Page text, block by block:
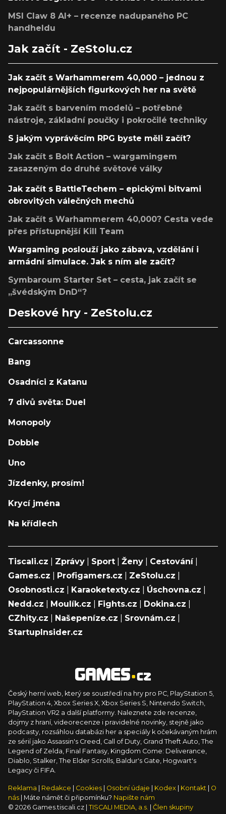
MSI Claw 8 AI+ – recenze nadupaného PC
handheldu
Jak začít - ZeStolu.cz
Jak začít s Warhammerem 40,000 – jednou z
nejpopulárnějších figurkových her na světě
Jak začít s barvením modelů – potřebné
nástroje, základní poučky i pokročilé techniky
S jakým vyprávěcím RPG byste měli začít?
Jak začít s Bolt Action – wargamingem
zasazeným do druhé světové války
Jak začít s BattleTechem – epickými bitvami
obrovitých válečných mechů
Jak začít s Warhammerem 40,000? Cesta vede
přes přístupnější Kill Team
Wargaming poslouží jako zábava, vzdělání i
armádní simulace. Jak s ním ale začít?
Symbaroum Starter Set – cesta, jak začít se
„švédským DnD“?
Deskové hry - ZeStolu.cz
Carcassonne
Bang
Osadníci z Katanu
7 divů světa: Duel
Monopoly
Dobble
Uno
Jízdenky, prosím!
Krycí jména
Na křídlech
Tiscali.cz Zprávy Sport Ženy Cestování|
Games.cz
Profigamers.cz ZeStolu.cz
Osobnosti.cz
Karaoketexty.cz Úschovna.cz
Nedd.cz
Moulík.cz Fights.cz Dokina.cz
CZhity.cz
Našepeníze.cz Srovnám.cz
StartupInsider.cz
Český herní web, který se soustředí na hry pro PC, PlayStation 5,
PlayStation 4, Xbox Series X, Xbox Series S, Nintendo Switch,
PlayStation VR2 a další platformy. Naleznete zde recenze,
dojmy z hraní, videorecenze i pravidelné novinky, stejně jako
podcasty, rozsáhlou databázi her a speciály k očekávaným hrám
ze sérií jako Assassin's Creed, Call of Duty, Grand Theft Auto, The
Legend of Zelda, Final Fantasy, Kingdom Come: Deliverance,
Diablo, Stalker, The Elder Scrolls, Baldur's Gate, Hogwart's
Legacy či FIFA.
Reklama Redakce Cookies Osobní údaje Kodex Kontakt
O
nás
| Máte námět či připomínku? Napište nám
© 2026 Games.tiscali.cz | TISCALI MEDIA, a.s.
Člen skupiny